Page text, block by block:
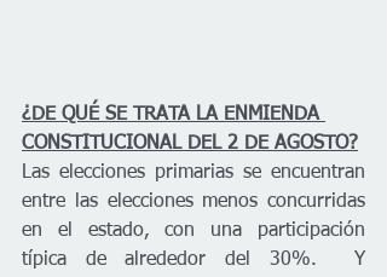
¿DE QUÉ SE TRATA LA ENMIENDA
CONSTITUCIONAL DEL 2 DE AGOSTO?
Las elecciones primarias se encuentran
entre las elecciones menos concurridas
en el estado, con una participación
típica de alrededor del 30%.  Y